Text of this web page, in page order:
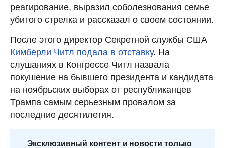
реагирование, выразил соболезнования семье
убитого стрелка и рассказал о своем состоянии.
После этого директор Секретной службы США
Кимберли Читл подала в отставку. На
слушаниях в Конгрессе Читл назвала
покушение на бывшего президента и кандидата
на ноябрьских выборах от республиканцев
Трампа самым серьезным провалом за
последние десятилетия.
Эксклюзивный контент и новости только